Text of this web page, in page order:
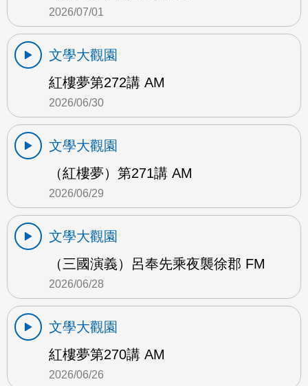
2026/07/01
文學大觀園
紅樓夢第272講 AM
2026/06/30
文學大觀園
（紅樓夢）第271講 AM
2026/06/29
文學大觀園
（三國演義）呂奉先乘夜襲徐郡 FM
2026/06/28
文學大觀園
紅樓夢第270講 AM
2026/06/26